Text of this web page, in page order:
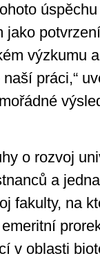
jako
výzkumu
práci,“
o rozvoj
a
fakulty, na
v oblasti